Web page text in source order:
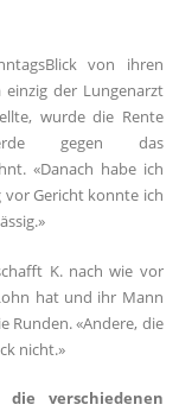
von ihren
der Lungenarzt
wurde die Rente
gegen das
«Danach habe ich
vor Gericht konnte ich
K. nach wie vor
hat und ihr Mann
Runden. «Andere, die
nicht.»
verschiedenen